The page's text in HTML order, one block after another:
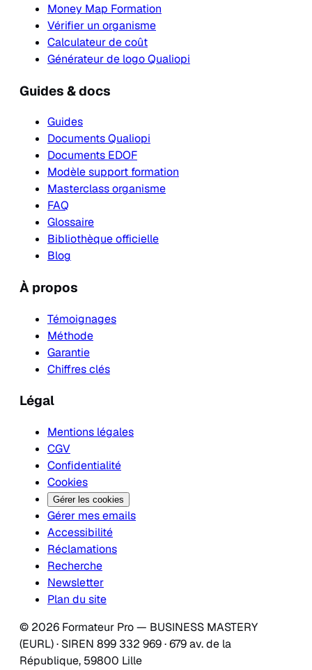
Money Map Formation
Vérifier un organisme
Calculateur de coût
Générateur de logo Qualiopi
Guides & docs
Guides
Documents Qualiopi
Documents EDOF
Modèle support formation
Masterclass organisme
FAQ
Glossaire
Bibliothèque officielle
Blog
À propos
Témoignages
Méthode
Garantie
Chiffres clés
Légal
Mentions légales
CGV
Confidentialité
Cookies
Gérer les cookies
Gérer mes emails
Accessibilité
Réclamations
Recherche
Newsletter
Plan du site
© 2026 Formateur Pro — BUSINESS MASTERY
(EURL) · SIREN 899 332 969 · 679 av. de la
République, 59800 Lille